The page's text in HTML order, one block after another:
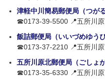
津軽中川簡易郵便局（つが
☎0173-39-5500 📍五所川
飯詰郵便局（いいづめゆう
☎0173-37-2210 📍五所川
五所川原北郵便局（ごしょ
☎0173-35-6330 📍五所川